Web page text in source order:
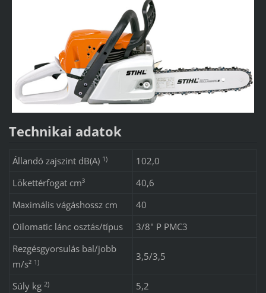
Technikai adatok
Állandó zajszint dB(A) 1)
102,0
Lökettérfogat cm³
40,6
Maximális vágáshossz cm
40
Oilomatic lánc osztás/típus
3/8" P PMC3
Rezgésgyorsulás bal/jobb
m/s² 1) 3,5/3,5
Súly kg 2)
5,2